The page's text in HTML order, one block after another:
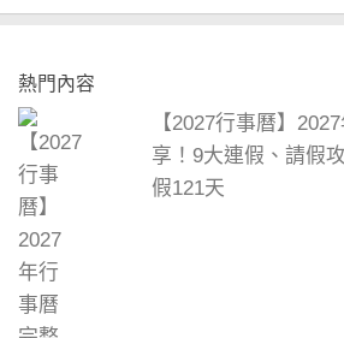
熱門內容
【2027行事曆】
享！9大連假、請假
假121天